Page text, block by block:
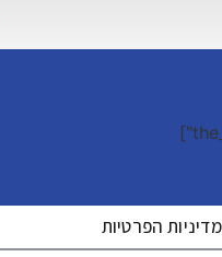
מדיניות הפרטיות